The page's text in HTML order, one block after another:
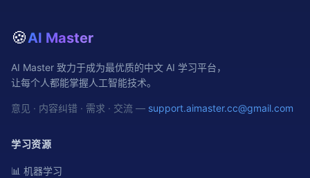
🍪AI Master
AI Master 致力于成为最优质的中文 AI 学习平台，
让每个人都能掌握人工智能技术。
意见 · 内容纠错 · 需求 · 交流 — support.aimaster.cc@gmail.com
学习资源
📊 机器学习